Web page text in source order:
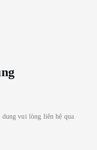
vui lòng liên hệ qua